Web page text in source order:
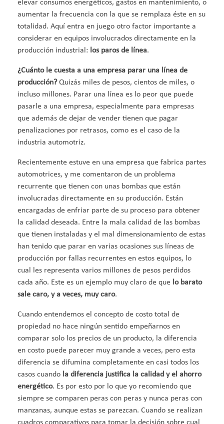
elevar consumos energéticos, gastos en mantenimiento, o
aumentar la frecuencia con la que se remplaza éste en su
totalidad. Aquí entra en juego otro factor importante a
considerar en equipos involucrados directamente en la
producción industrial: los paros de línea.
¿Cuánto le cuesta a una empresa parar una línea de
producción?Quizás miles de pesos, cientos de miles, o
incluso millones. Parar una línea es lo peor que puede
pasarle a una empresa, especialmente para empresas
que además de dejar de vender tienen que pagar
penalizaciones por retrasos, como es el caso de la
industria automotriz.
Recientemente estuve en una empresa que fabrica partes
automotrices, y me comentaron de un problema
recurrente que tienen con unas bombas que están
involucradas directamente en su producción. Están
encargadas de enfriar parte de su proceso para obtener
la calidad deseada. Entre la mala calidad de las bombas
que tienen instaladas y el mal dimensionamiento de estas
han tenido que parar en varias ocasiones sus líneas de
producción por fallas recurrentes en estos equipos, lo
cual les representa varios millones de pesos perdidos
cada año. Este es un ejemplo muy claro de que lo barato
sale caro, y a veces, muy caro.
Cuando entendemos el concepto de costo total de
propiedad no hace ningún sentido empeñarnos en
comparar solo los precios de un producto, la diferencia
en costo puede parecer muy grande a veces, pero esta
diferencia se difumina completamente en casi todos los
casos cuando la diferencia justifica la calidad y el ahorro
energético. Es por esto por lo que yo recomiendo que
siempre se comparen peras con peras y nunca peras con
manzanas, aunque estas se parezcan. Cuando se realizan